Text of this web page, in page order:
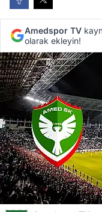
Amedspor TV
olarak ekleyin!